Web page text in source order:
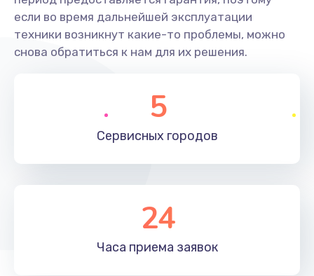
если во время дальнейшей эксплуатации
техники возникнут какие-то проблемы, можно
снова обратиться к нам для их решения.
5
Сервисных городов
24
Часа приема заявок